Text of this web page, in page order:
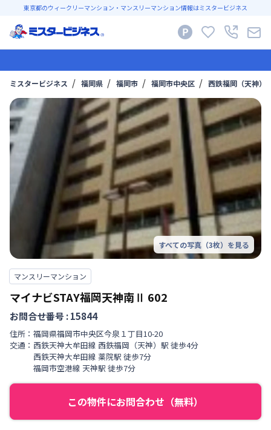
東京都のウィークリーマンション・マンスリーマンション情報はミスタービジネス
ミスタービジネス 福岡県 福岡市 福岡市中央区 西鉄福岡（天神）
すべての写真（3枚）を見る
マンスリーマンション
マイナビSTAY福岡天神南Ⅱ 602
お問合せ番号 :15844
住所： 福岡県福岡市中央区今泉 １丁目10-20
交通： 西鉄天神大牟田線 西鉄福岡（天神）駅 徒歩4分
西鉄天神大牟田線 薬院駅 徒歩7分
福岡市空港線 天神駅 徒歩7分
この物件にお問合わせ（無料）